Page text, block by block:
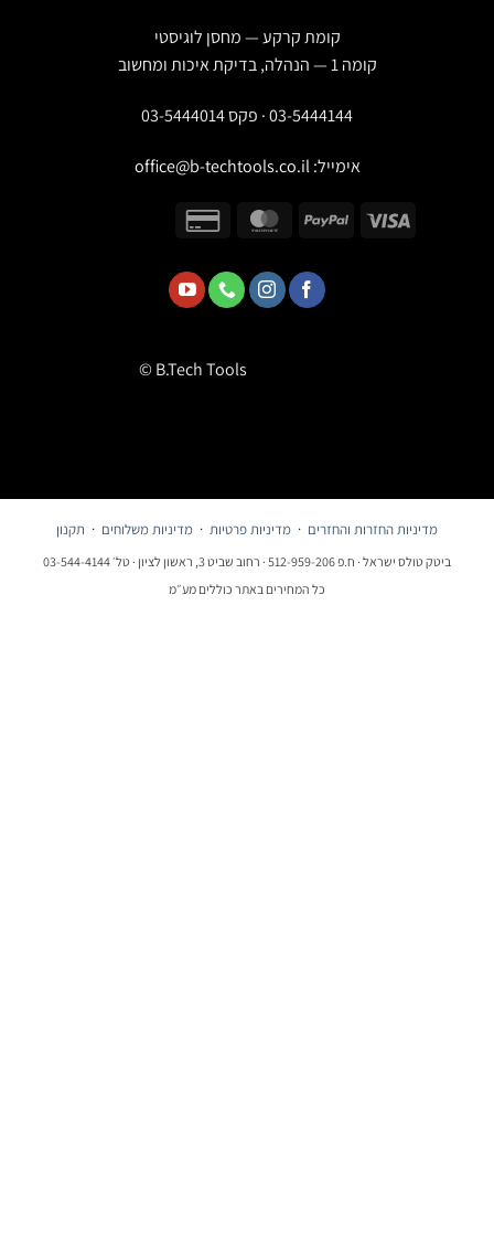
קומת קרקע — מחסן לוגיסטי
03-5444144 · פקס 03-5444014
אימייל:office@b-techtools.co.il
© B.Tech Tools
מדיניות החזרות והחזרים ·מדיניות פרטיות·מדיניות משלוחים·תקנון
ביטק טולס ישראל · ח.פ 512-959-206 · רחוב שביט 3, ראשון לציון · טל׳ 03-544-4144
כל המחירים באתר כוללים מע״מ